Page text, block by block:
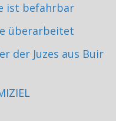
ist befahrbar
überarbeitet
der Juzes aus Buir